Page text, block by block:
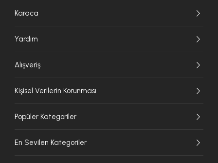
Karaca
Yardım
Alışveriş
Kişisel Verilerin Korunması
Popüler Kategoriler
En Sevilen Kategoriler